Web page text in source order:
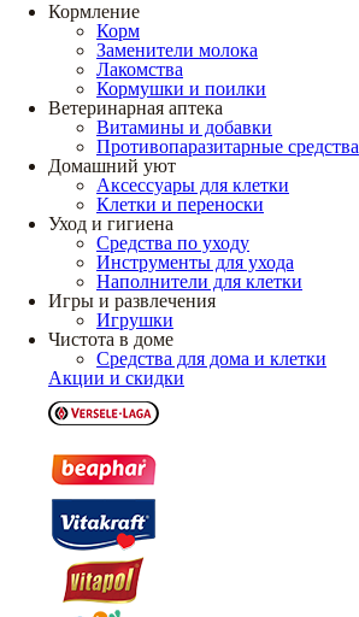
Кормление
Корм
Заменители молока
Лакомства
Кормушки и поилки
Ветеринарная аптека
Витамины и добавки
Противопаразитарные средства
Домашний уют
Аксессуары для клетки
Клетки и переноски
Уход и гигиена
Средства по уходу
Инструменты для ухода
Наполнители для клетки
Игры и развлечения
Игрушки
Чистота в доме
Средства для дома и клетки
Акции и скидки